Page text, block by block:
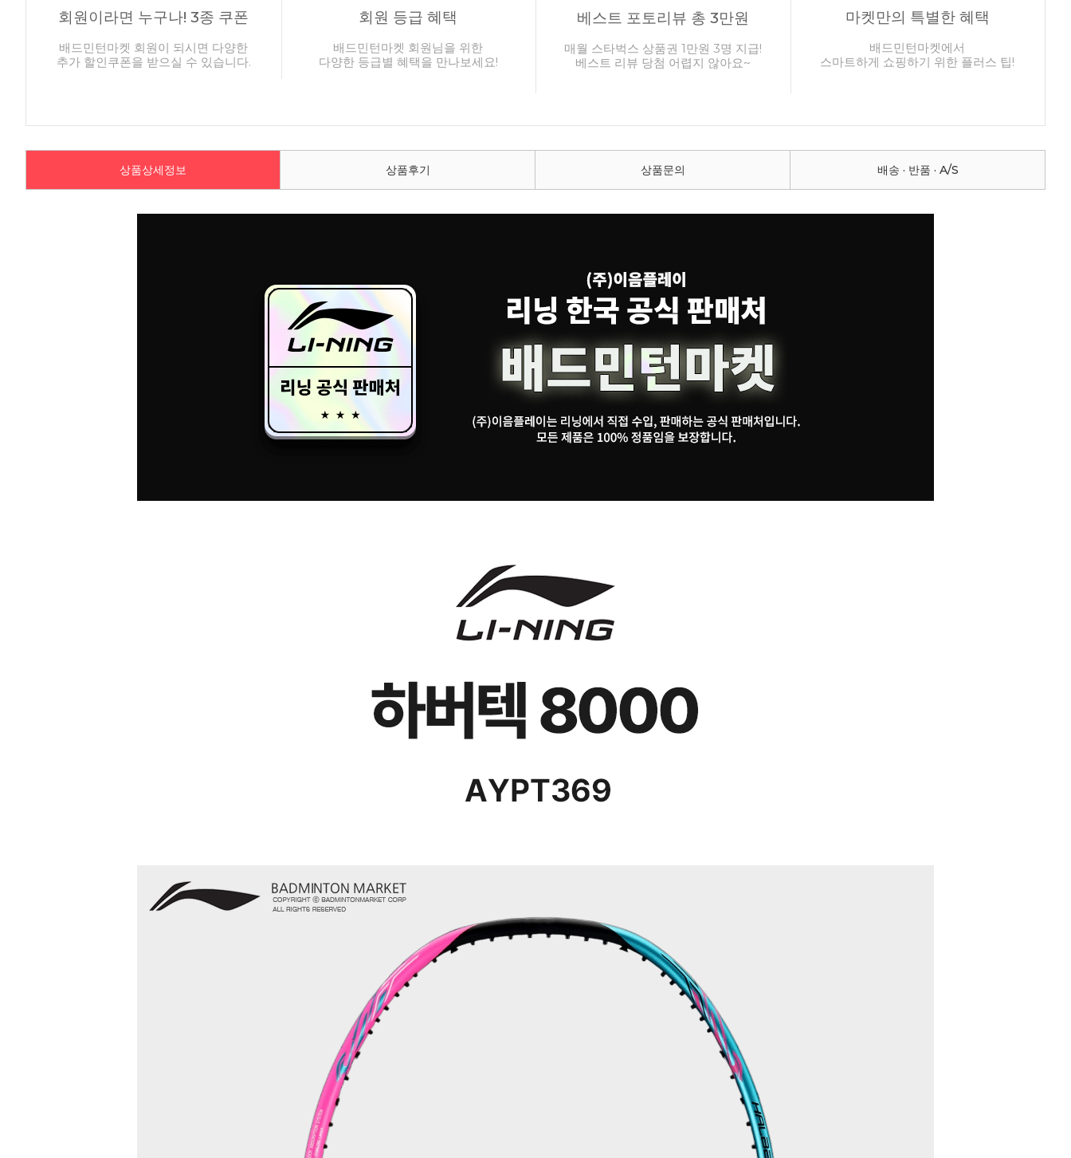
회원이라면 누구나! 3종 쿠폰
배드민턴마켓 회원이 되시면 다양한
추가 할인쿠폰을 받으실 수 있습니다.
회원 등급 혜택
배드민턴마켓 회원님을 위한
다양한 등급별 혜택을 만나보세요!
베스트 포토리뷰 총 3만원
매월 스타벅스 상품권 1만원 3명 지급!
베스트 리뷰 당첨 어렵지 않아요~
마켓만의 특별한 혜택
배드민턴마켓에서
스마트하게 쇼핑하기 위한 플러스 팁!
상품상세정보 상품후기 상품문의 배송 · 반품 · A/S